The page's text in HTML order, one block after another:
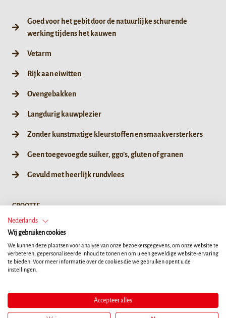
Goed voor het gebit door de natuurlijke schurende
werking tijdens het kauwen
Vetarm
Rijk aan eiwitten
Ovengebakken
Langdurig kauwplezier
Zonder kunstmatige kleurstoffen en smaakversterkers
Geen toegevoegde suiker, ggo’s, gluten of granen
Gevuld met heerlijk rundvlees
GROOTTE
Nederlands
Wij gebruiken cookies
We kunnen deze plaatsen voor analyse van onze bezoekersgegevens, om onze website te
verbeteren, gepersonaliseerde inhoud te tonen en om u een geweldige website-ervaring
te bieden. Voor meer informatie over de cookies die we gebruiken opent u de
instellingen.
Accepteer alles